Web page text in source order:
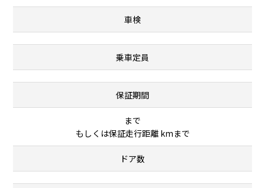
車検
乗車定員
保証期間
まで
もしくは保証走行距離 kmまで
ドア数